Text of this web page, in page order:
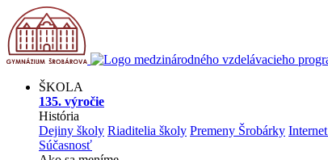
ŠKOLA
135. výročie
História
Dejiny školy Riaditelia školy Premeny Šrobárky
Súčasnosť